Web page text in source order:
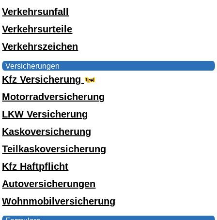
Verkehrsunfall
Verkehrsurteile
Verkehrszeichen
Versicherungen
Kfz Versicherung
Motorradversicherung
LKW Versicherung
Kaskoversicherung
Teilkaskoversicherung
Kfz Haftpflicht
Autoversicherungen
Wohnmobilversicherung